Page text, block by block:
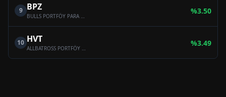
9 BPZ
BULLS PORTFÖY PARA PİYASASI (TL) FONU
%3.50
10 HVT
ALLBATROSS PORTFÖY BİRİNCİ PARA PİYASASI (TL) FONU
%3.49